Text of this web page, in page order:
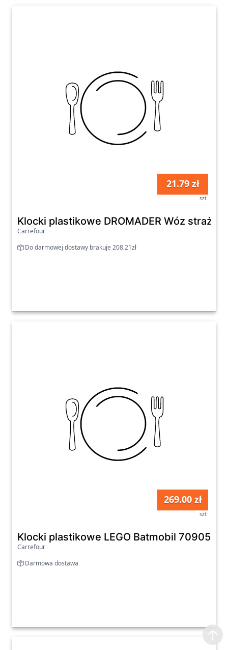
21.79 zł
szt
Klocki plastikowe DROMADER Wóz
Carrefour
Do darmowej dostawy brakuje 208.21zł
269.00 zł
szt
Klocki plastikowe LEGO Batmobil 70905
Carrefour
Darmowa dostawa